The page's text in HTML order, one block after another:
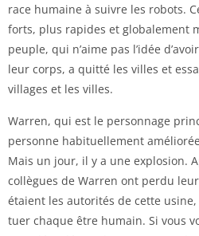
race humaine à suivre les robots.
forts, plus rapides et globalement
peuple, qui n’aime pas l’idée
leur corps, a quitté les villes et
villages et les villes.
Warren, qui est le personnage
personne habituellement
Mais un jour, il y a une explosion.
collègues de Warren ont perdu
étaient les autorités de cette
tuer chaque être humain. Si vous